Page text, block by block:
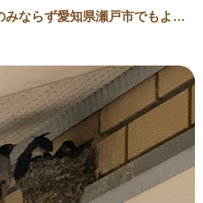
ザイン等、親身に私の想いをお
ともよろしくお願い申し上げま
葉とこの度ご縁を頂けたことを
す。 ありがとうございました。
ならず愛知県瀬戸市でもよく
親戚にも瀬戸市の方がいらっし
る土地です。 先日瀬戸市の窯
ましたので、事前に現場を見に
ですが、その墓地にも以前弊社
ました。 今でも以前に弊社で建
しゃる方が、文字彫刻やリフ